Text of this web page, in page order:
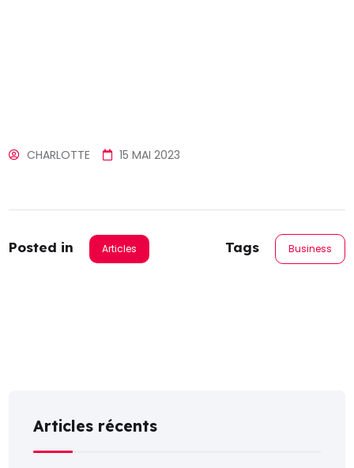
CHARLOTTE 15 MAI 2023
Posted in Articles Tags Business
Articles récents